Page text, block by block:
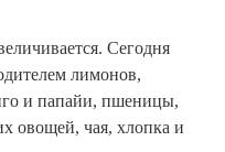
Сегодня
лимонов,
и папайи, пшеницы,
овощей, чая, хлопка и